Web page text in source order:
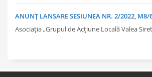
ANUNȚ LANSARE SESIUNEA NR. 2/2022, M8/
Asociația „Grupul de Acțiune Locală Valea